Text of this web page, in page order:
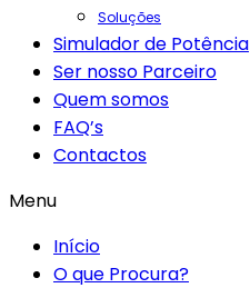
Soluções
Simulador de Potência
Ser nosso Parceiro
Quem somos
FAQ’s
Contactos
Menu
Início
O que Procura?